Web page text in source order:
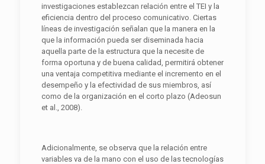
investigaciones establezcan relación entre el TEI y la
eficiencia dentro del proceso comunicativo. Ciertas
líneas de investigación señalan que la manera en la
que la información pueda ser diseminada hacia
aquella parte de la estructura que la necesite de
forma oportuna y de buena calidad, permitirá obtener
una ventaja competitiva mediante el incremento en el
desempeño y la efectividad de sus miembros, así
como de la organización en el corto plazo (Adeosun
et al., 2008).
Adicionalmente, se observa que la relación entre
variables va de la mano con el uso de las tecnologías